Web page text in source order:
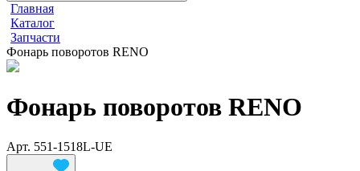
Главная
Каталог
Запчасти
Фонарь поворотов RENO
Фонарь поворотов RENO
Арт. 551-1518L-UE